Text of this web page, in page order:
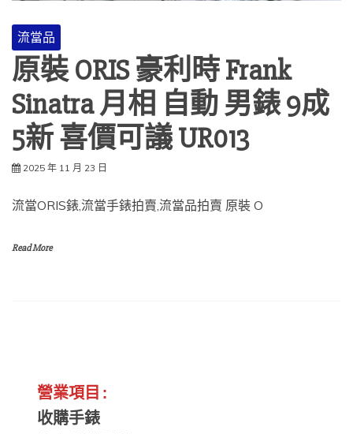
流當品
原裝 ORIS 豪利時 Frank
Sinatra 月相 自動 男錶 9成
5新 喜價可議 UR013
2025 年 11 月 23 日
流當ORIS錶,流當手錶拍賣,流當品拍賣 原裝 O
Read More
營業項目:
收購手錶